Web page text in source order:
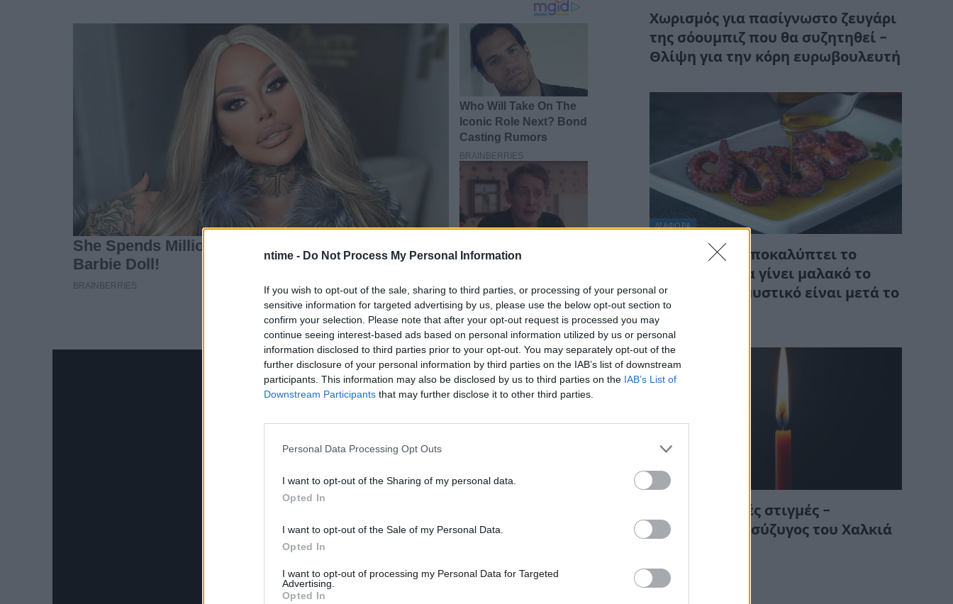
ntime - Do Not Process My Personal Information
If you wish to opt-out of the sale, sharing to third parties, or processing of your personal or
sensitive information for targeted advertising by us, please use the below opt-out section to
confirm your selection. Please note that after your opt-out request is processed you may
continue seeing interest-based ads based on personal information utilized by us or personal
information disclosed to third parties prior to your opt-out. You may separately opt-out of the
further disclosure of your personal information by third parties on the IAB’s list of downstream
participants. This information may also be disclosed by us to third parties on the IAB’s List of
Downstream Participants that may further disclose it to other third parties.
Personal Data Processing Opt Outs
I want to opt-out of the Sharing of my personal data.
Opted In
I want to opt-out of the Sale of my Personal Data.
Opted In
I want to opt-out of processing my Personal Data for Targeted
Advertising.
Opted In
Χωρισμός για πασίγνωστο ζευγάρι
της σόουμπιζ που θα συζητηθεί –
Θλίψη για την κόρη ευρωβουλευτή
ΔΙΆΦΟΡΑ
Ιχθυοπώλης αποκαλύπτει το
μυστικό για να γίνει μαλακό το
χταπόδι – Το μυστικό είναι μετά το
βράσιμο
ΔΙΆΦΟΡΑ
Συγκλονιστικές στιγμές –
Κατέρρευσε η σύζυγος του Χαλκιά